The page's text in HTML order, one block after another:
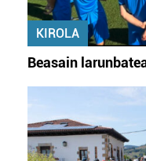
KIROLA
Beasain